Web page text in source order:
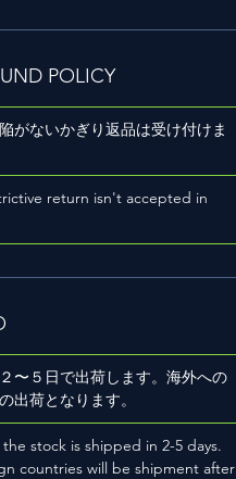
POLICY
がないかぎり返品は受け付けま
return isn't accepted in
〜５日で出荷します。海外への
出荷となります。
stock is shipped in 2-5 days.
countries will be shipment after